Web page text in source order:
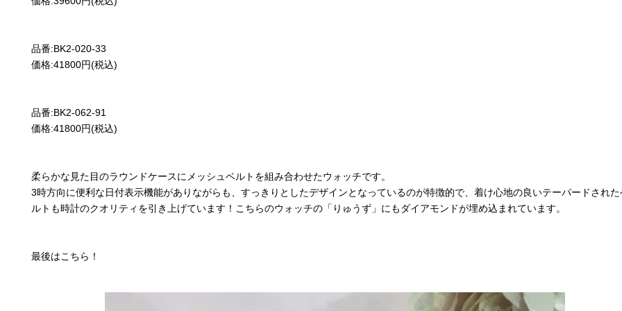
品番:BK2-020-33
価格:41800円(税込)
品番:BK2-062-91
価格:41800円(税込)
柔らかな見た目のラウンドケースにメッシュベルトを組み合わせたウォッチです。
3時方向に便利な日付表示機能がありながらも、すっきりとしたデザインとなっているのが特徴的で、着け心地の良いテーパードされた
ルトも時計のクオリティを引き上げています！こちらのウォッチの「りゅうず」にもダイアモンドが埋め込まれています。
最後はこちら！